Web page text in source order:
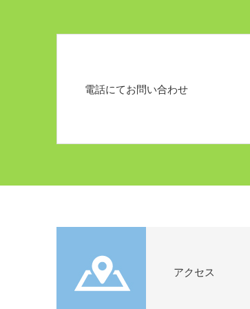
電話にてお問い合わせ
アクセス